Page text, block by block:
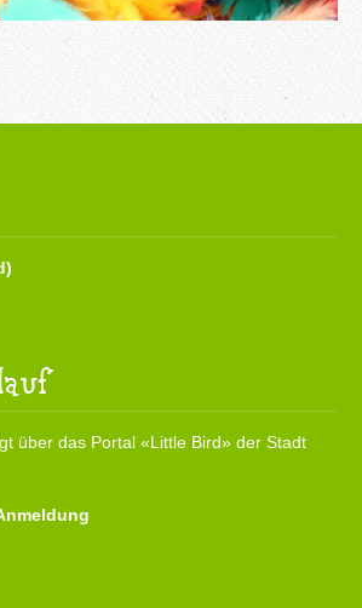
über das Portal «Little Bird» der Stadt